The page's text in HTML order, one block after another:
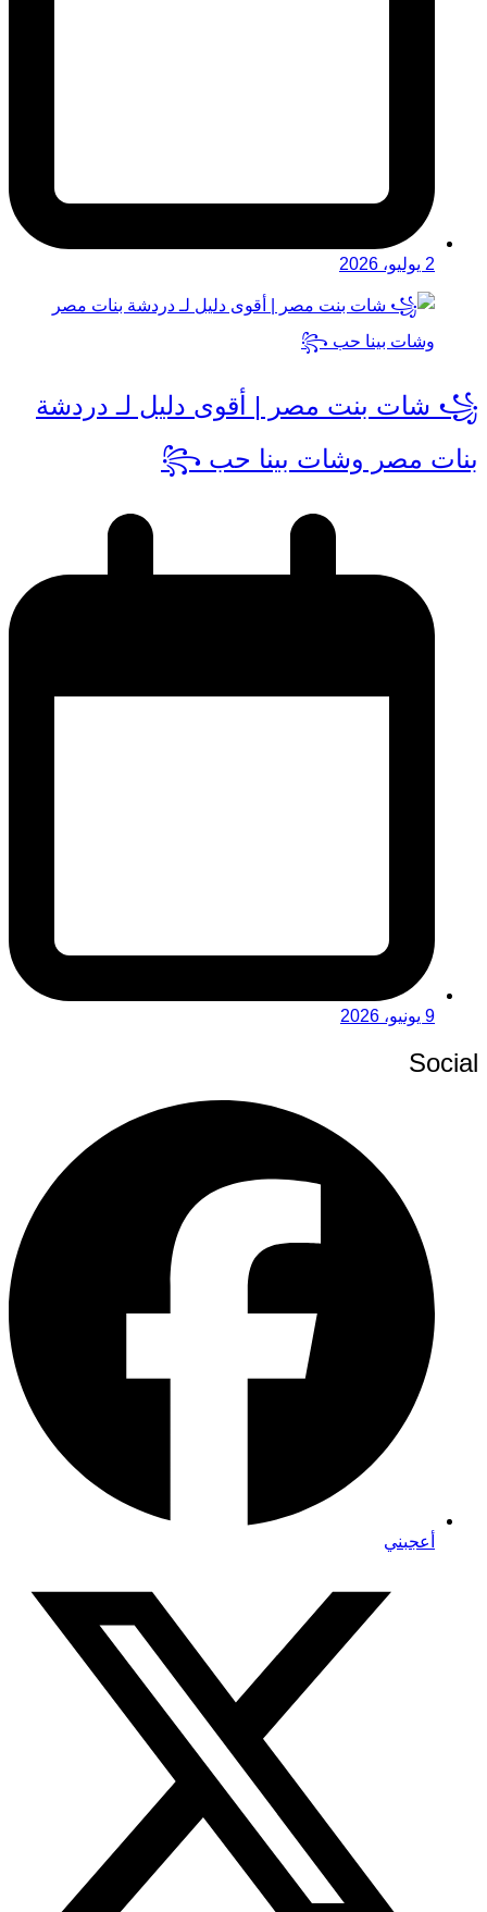
2 يوليو، 2026
꧁ شات بنت مصر | أقوى دليل لـ دردشة
بنات مصر وشات بينا حب ꧂
9 يونيو، 2026
Social
أعجبني